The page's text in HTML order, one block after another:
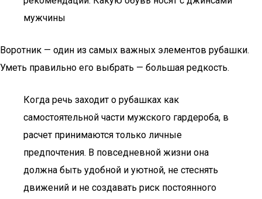
мужчины
Воротник — один из самых важных элементов рубашки.
Уметь правильно его выбрать — большая редкость.
Когда речь заходит о рубашках как
самостоятельной части мужского гардероба, в
расчет принимаются только личные
предпочтения. В повседневной жизни она
должна быть удобной и уютной, не стеснять
движений и не создавать риск постоянного